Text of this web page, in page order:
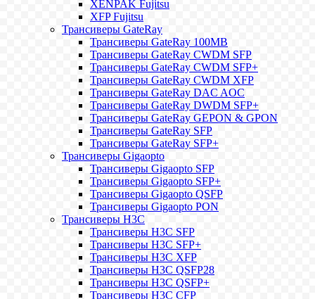
XENPAK Fujitsu
XFP Fujitsu
Трансиверы GateRay
Трансиверы GateRay 100MB
Трансиверы GateRay CWDM SFP
Трансиверы GateRay CWDM SFP+
Трансиверы GateRay CWDM XFP
Трансиверы GateRay DAC AOC
Трансиверы GateRay DWDM SFP+
Трансиверы GateRay GEPON & GPON
Трансиверы GateRay SFP
Трансиверы GateRay SFP+
Трансиверы Gigaopto
Трансиверы Gigaopto SFP
Трансиверы Gigaopto SFP+
Трансиверы Gigaopto QSFP
Трансиверы Gigaopto PON
Трансиверы H3C
Трансиверы H3C SFP
Трансиверы H3C SFP+
Трансиверы H3C XFP
Трансиверы H3C QSFP28
Трансиверы H3C QSFP+
Трансиверы H3C CFP